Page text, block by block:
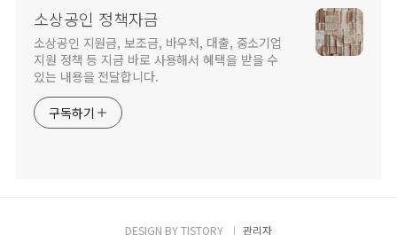
소상공인 정책자금
소상공인 지원금, 보조금, 바우처, 대출, 중소기업
지원 정책 등 지금 바로 사용해서 혜택을 받을 수
있는 내용을 전달합니다.
구독하기
DESIGN BYTISTORY 관리자